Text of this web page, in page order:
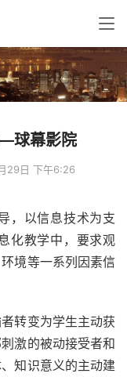
球幕影院
29日 下午6:26
，以信息技术为支
化教学中，要求观
境等一系列因素信
转变为学生主动获
激的被动接受者和
知识意义的主动建